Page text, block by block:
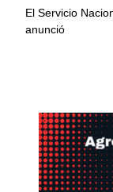
El Servicio
anunció